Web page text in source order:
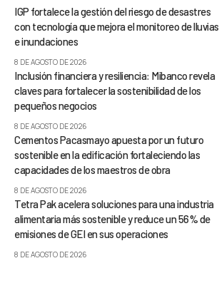
IGP fortalece la gestión del riesgo de desastres
con tecnología que mejora el monitoreo de lluvias
e inundaciones
8 DE AGOSTO DE 2026
Inclusión financiera y resiliencia: Mibanco revela
claves para fortalecer la sostenibilidad de los
pequeños negocios
8 DE AGOSTO DE 2026
Cementos Pacasmayo apuesta por un futuro
sostenible en la edificación fortaleciendo las
capacidades de los maestros de obra
8 DE AGOSTO DE 2026
Tetra Pak acelera soluciones para una industria
alimentaria más sostenible y reduce un 56% de
emisiones de GEI en sus operaciones
8 DE AGOSTO DE 2026